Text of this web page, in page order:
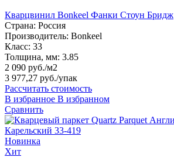
Кварцвинил Bonkeel Фанки Стоун Бридж
Страна: Россия
Производитель: Bonkeel
Класс: 33
Толщина, мм: 3.85
2 090 руб./м2
3 977,27 руб./упак
Рассчитать стоимость
В избранное В избранном
Сравнить
Новинка
Хит